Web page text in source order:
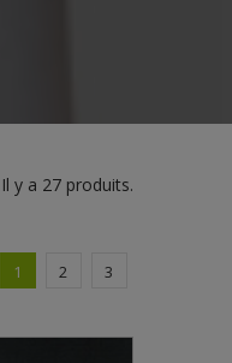
Il y a 27 produits.
1 2 3